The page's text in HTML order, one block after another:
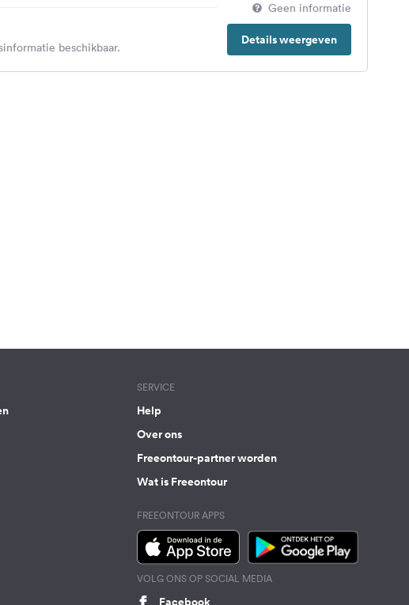
Geen informatie
Details weergeven
beschikbaar.
SERVICE
Help
Over ons
Freeontour-partner worden
Wat is Freeontour
FREEONTOUR APPS
VOLG ONS OP SOCIAL MEDIA
Facebook